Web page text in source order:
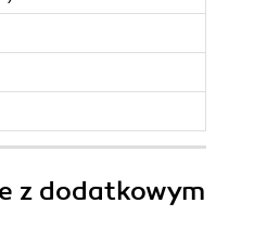
z dodatkowym